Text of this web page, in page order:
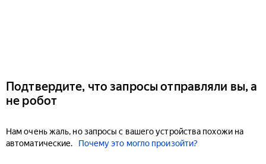
Подтвердите, что запросы отправляли вы, а
не робот
Нам очень жаль, но запросы с вашего устройства похожи на
автоматические.
Почему это могло произойти?